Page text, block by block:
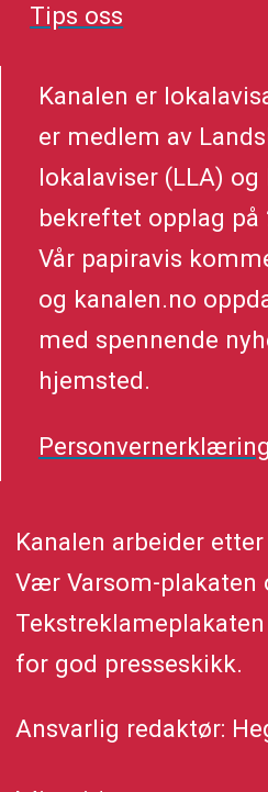
Tips oss
Kanalen er
er medlem av
lokalaviser (LLA)
bekreftet opplag på
Vår papiravis
og kanalen.no
med spennende
hjemsted.
Personvernerklæring
Kanalen arbeider
Vær Varsom-plakaten
for god presseskikk.
Ansvarlig redaktør: